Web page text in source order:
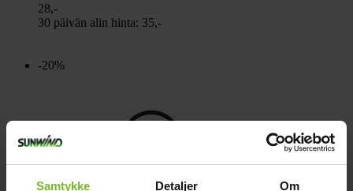
Samtykke Detaljer Om
28,-
30 päivän alin hinta: 35,-
-20%